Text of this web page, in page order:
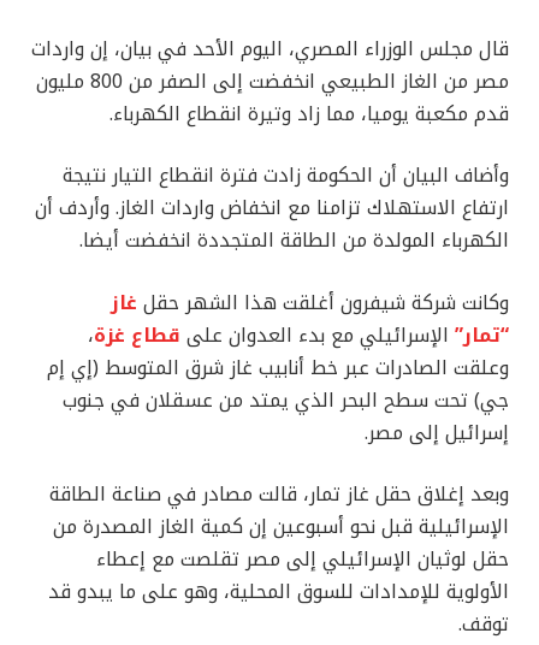
قال مجلس الوزراء المصري، اليوم الأحد في بيان، إن واردات
مصر من الغاز الطبيعي انخفضت إلى الصفر من 800 مليون
قدم مكعبة يوميا، مما زاد وتيرة انقطاع الكهرباء.
وأضاف البيان أن الحكومة زادت فترة انقطاع التيار نتيجة
ارتفاع الاستهلاك تزامنا مع انخفاض واردات الغاز. وأردف أن
الكهرباء المولدة من الطاقة المتجددة انخفضت أيضا.
وكانت شركة شيفرون أغلقت هذا الشهر حقل غاز
“تمار” الإسرائيلي مع بدء العدوان على قطاع غزة،
وعلقت الصادرات عبر خط أنابيب غاز شرق المتوسط (إي إم
جي) تحت سطح البحر الذي يمتد من عسقلان في جنوب
إسرائيل إلى مصر.
وبعد إغلاق حقل غاز تمار، قالت مصادر في صناعة الطاقة
الإسرائيلية قبل نحو أسبوعين إن كمية الغاز المصدرة من
حقل لوثيان الإسرائيلي إلى مصر تقلصت مع إعطاء
الأولوية للإمدادات للسوق المحلية، وهو على ما يبدو قد
توقف.